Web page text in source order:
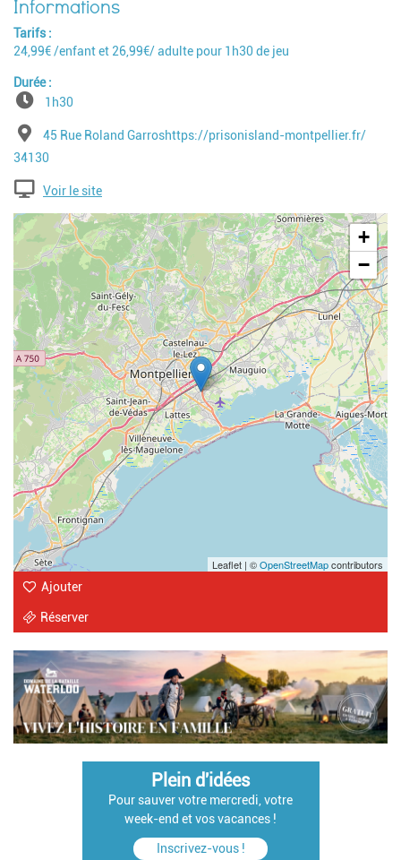
Tarifs
24,99€ /enfant et 26,99€/ adulte pour 1h30 de jeu
Durée
1h30
Adresse45 Rue Roland Garroshttps://prisonisland-montpellier.fr/
Code postal
34130
Voir le site
Geolocalisation
+
−
Leaflet | ©OpenStreetMapcontributors
Ajouter
Réserver
Plein d'idées
Pour sauver votre mercredi, votre
week-end et vos vacances !
Inscrivez-vous !